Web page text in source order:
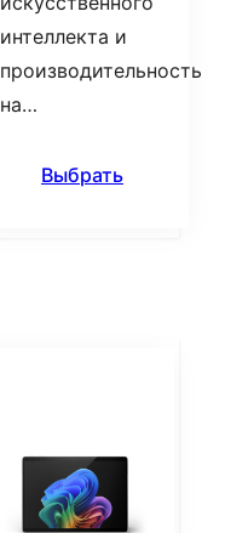
интеллекта и
производительность
на…
Выбрать